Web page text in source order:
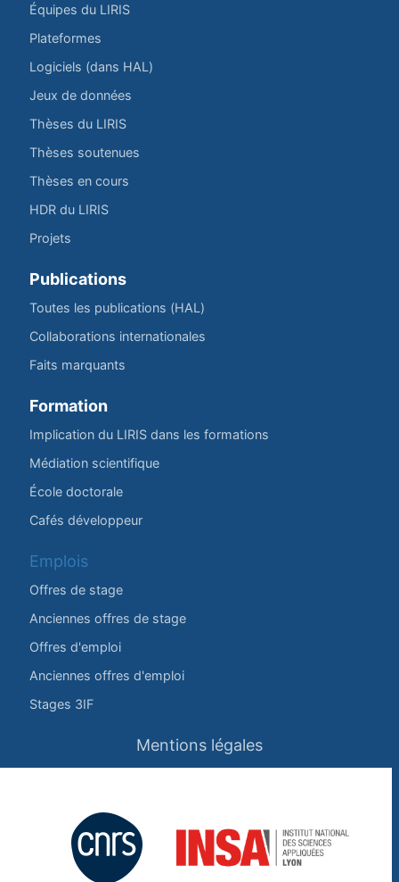
Équipes du LIRIS
Plateformes
Logiciels (dans HAL)
Jeux de données
Thèses du LIRIS
Thèses soutenues
Thèses en cours
HDR du LIRIS
Projets
Publications
Toutes les publications (HAL)
Collaborations internationales
Faits marquants
Formation
Implication du LIRIS dans les formations
Médiation scientifique
École doctorale
Cafés développeur
Emplois
Offres de stage
Anciennes offres de stage
Offres d'emploi
Anciennes offres d'emploi
Stages 3IF
Mentions légales